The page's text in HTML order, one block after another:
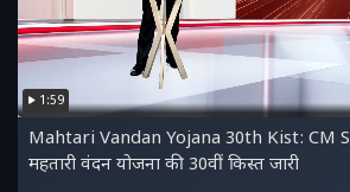
1:59
Mahtari Vandan Yojana 30th Kist: CM
महतारी वंदन योजना की 30वीं किस्त जारी